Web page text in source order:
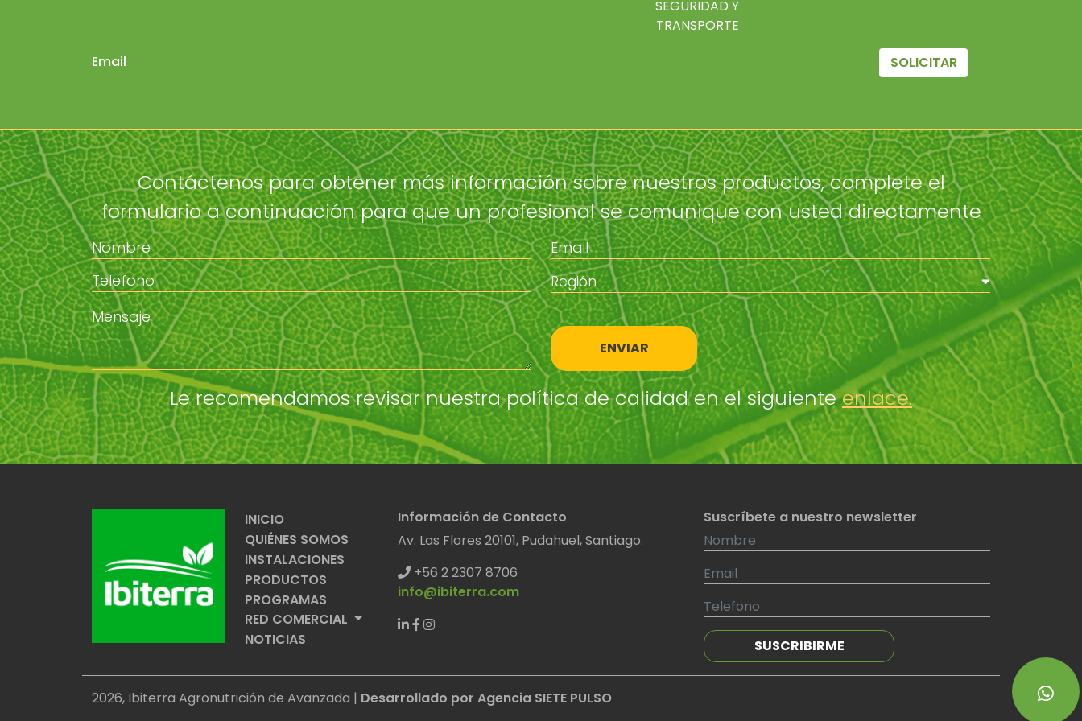
SEGURIDAD Y
TRANSPORTE
SOLICITAR
Contáctenos para obtener más información sobre nuestros productos, complete el
formulario a continuación para que un profesional se comunique con usted directamente
ENVIAR
Le recomendamos revisar nuestra política de calidad en el siguienteenlace.
INICIO
QUIÉNES SOMOS
INSTALACIONES
PRODUCTOS
PROGRAMAS
RED COMERCIAL
NOTICIAS
Información de Contacto
Av. Las Flores 20101, Pudahuel, Santiago.
+56 2 2307 8706
info@ibiterra.com
Suscríbete a nuestro newsletter
SUSCRIBIRME
2026, Ibiterra Agronutrición de Avanzada | Desarrollado por Agencia SIETE PULSO